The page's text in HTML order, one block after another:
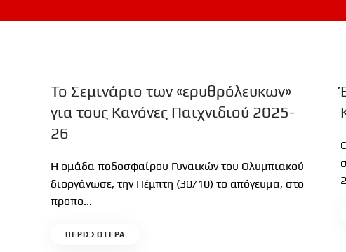
Το Σεμινάριο των «ερυθρόλευκων»
για τους Κανόνες Παιχνιδιού 2025-
26
Η ομάδα ποδοσφαίρου Γυναικών του Ολυμπιακού
διοργάνωσε, την Πέμπτη (30/10) το απόγευμα, στο
προπο...
ΠΕΡΙΣΣΟΤΕΡΑ